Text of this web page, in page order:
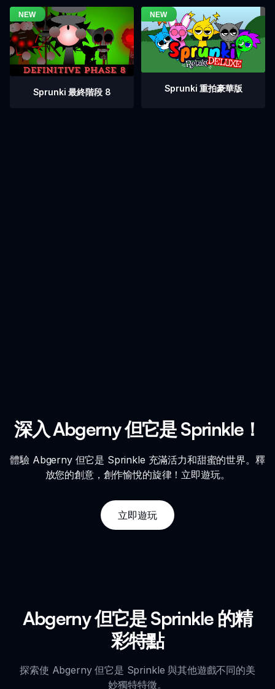
Sprunki 最終階段 8 Sprunki 重拍豪華版
深入 Abgerny 但它是 Sprinkle！
體驗 Abgerny 但它是 Sprinkle 充滿活力和甜蜜的世界。釋
放您的創意，創作愉悅的旋律！立即遊玩。
立即遊玩
Abgerny 但它是 Sprinkle 的精
彩特點
探索使 Abgerny 但它是 Sprinkle 與其他遊戲不同的美
妙獨特特徵。